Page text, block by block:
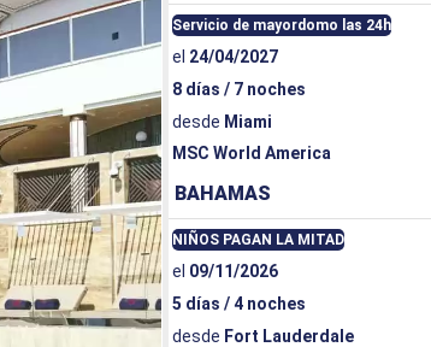
MSC World America
desde Miami
8 días / 7 noches
el 24/04/2027
Servicio de mayordomo las 24h
BAHAMAS
desde Fort Lauderdale
5 días / 4 noches
el 09/11/2026
NIÑOS PAGAN LA MITAD